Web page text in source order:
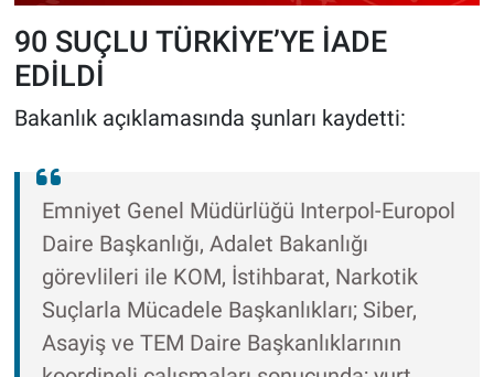
90 SUÇLU TÜRKİYE’YE İADE
EDİLDİ
Bakanlık açıklamasında şunları kaydetti:
Emniyet Genel Müdürlüğü Interpol-Europol
Daire Başkanlığı, Adalet Bakanlığı
görevlileri ile KOM, İstihbarat, Narkotik
Suçlarla Mücadele Başkanlıkları; Siber,
Asayiş ve TEM Daire Başkanlıklarının